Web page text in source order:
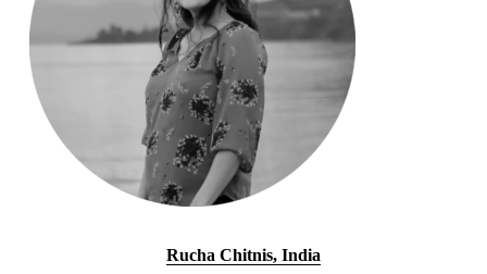
Rucha Chitnis, India